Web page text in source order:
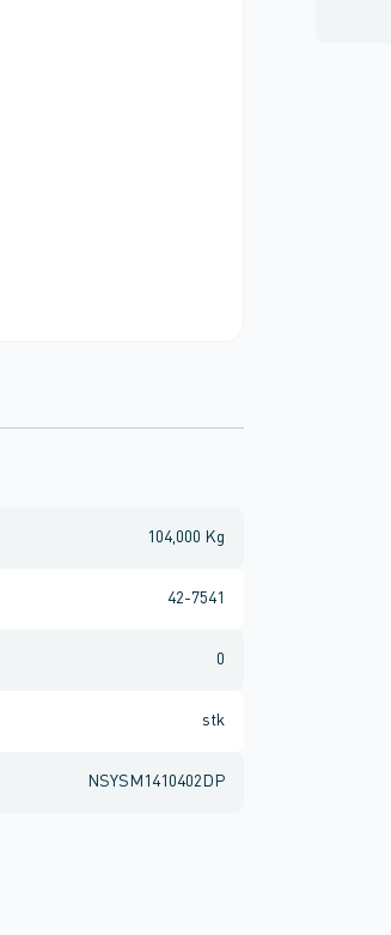
104,000 Kg
42-7541
0
stk
NSYSM1410402DP